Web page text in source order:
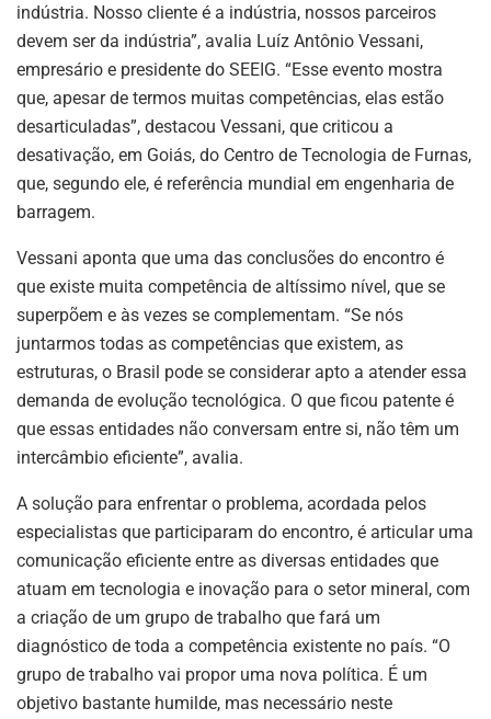
indústria. Nosso cliente é a indústria, nossos parceiros
devem ser da indústria”, avalia Luíz Antônio Vessani,
empresário e presidente do SEEIG. “Esse evento mostra
que, apesar de termos muitas competências, elas estão
desarticuladas”, destacou Vessani, que criticou a
desativação, em Goiás, do Centro de Tecnologia de Furnas,
que, segundo ele, é referência mundial em engenharia de
barragem.
Vessani aponta que uma das conclusões do encontro é
que existe muita competência de altíssimo nível, que se
superpõem e às vezes se complementam. “Se nós
juntarmos todas as competências que existem, as
estruturas, o Brasil pode se considerar apto a atender essa
demanda de evolução tecnológica. O que ficou patente é
que essas entidades não conversam entre si, não têm um
intercâmbio eficiente”, avalia.
A solução para enfrentar o problema, acordada pelos
especialistas que participaram do encontro, é articular uma
comunicação eficiente entre as diversas entidades que
atuam em tecnologia e inovação para o setor mineral, com
a criação de um grupo de trabalho que fará um
diagnóstico de toda a competência existente no país. “O
grupo de trabalho vai propor uma nova política. É um
objetivo bastante humilde, mas necessário neste